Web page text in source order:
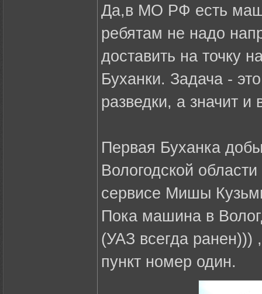
Да,в МО РФ есть
ребятам не надо
доставить на точку
Буханки. Задача -
разведки, а значит и
Первая Буханка
Вологодской
сервисе Мишы
Пока машина в
(УАЗ всегда
пункт номер один.